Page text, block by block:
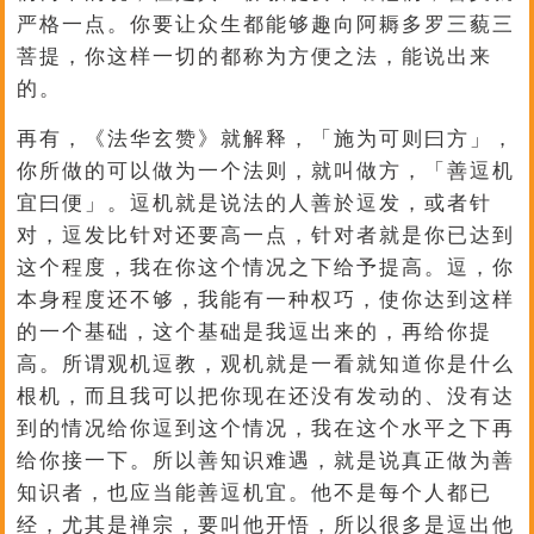
严格一点。你要让众生都能够趣向阿耨多罗三藐三
菩提，你这样一切的都称为方便之法，能说出来
的。
再有，《法华玄赞》就解释，「施为可则曰方」，
你所做的可以做为一个法则，就叫做方，「善逗机
宜曰便」。逗机就是说法的人善於逗发，或者针
对，逗发比针对还要高一点，针对者就是你已达到
这个程度，我在你这个情况之下给予提高。逗，你
本身程度还不够，我能有一种权巧，使你达到这样
的一个基础，这个基础是我逗出来的，再给你提
高。所谓观机逗教，观机就是一看就知道你是什么
根机，而且我可以把你现在还没有发动的、没有达
到的情况给你逗到这个情况，我在这个水平之下再
给你接一下。所以善知识难遇，就是说真正做为善
知识者，也应当能善逗机宜。他不是每个人都已
经，尤其是禅宗，要叫他开悟，所以很多是逗出他